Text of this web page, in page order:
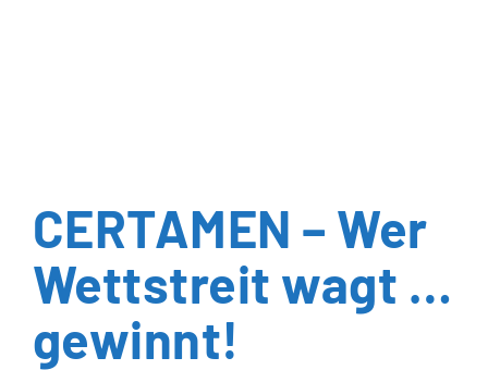
CERTAMEN – Wer
Wettstreit wagt …
gewinnt!